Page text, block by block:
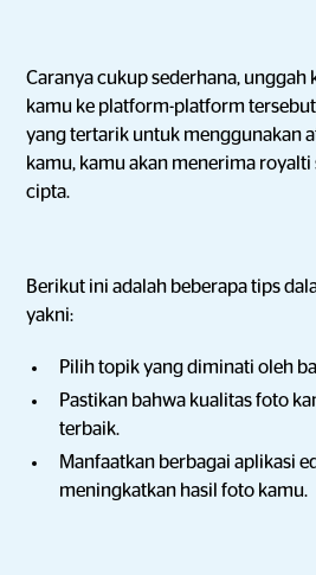
Caranya cukup sederhana,
kamu ke platform-platform
yang tertarik untuk menggunakan
kamu, kamu akan menerima
cipta.
Berikut ini adalah beberapa tips
yakni:
Pilih topik yang diminati oleh
Pastikan bahwa kualitas foto
terbaik.
Manfaatkan berbagai aplikasi
meningkatkan hasil foto kamu.